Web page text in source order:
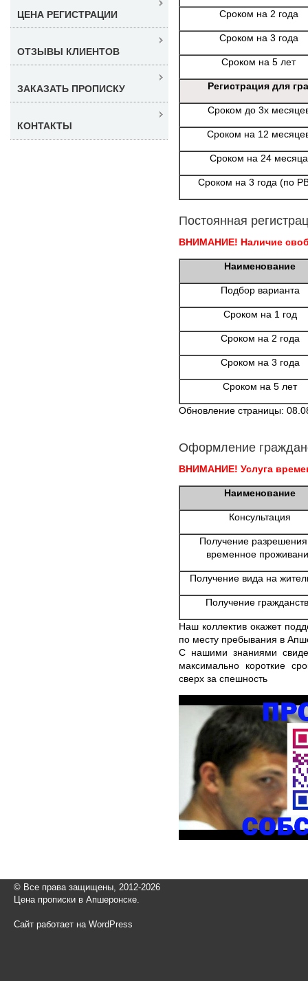
Сроком на 2 года
Сроком на 3 года
Сроком на 5 лет
Регистрация для
Сроком до 3х
Сроком на 12
Сроком на 24 месяца
Сроком на 3 года (по
Постоянная
ВНИМАНИЕ! Наличие
Наименование
Подбор варианта
Сроком на 1 год
Сроком на 2 года
Сроком на 3 года
Сроком на 5 лет
Обновление страницы:
Оформление
ВНИМАНИЕ! Услуга
Наименование
Консультация
Получение
временное
Получение вида на
Получение
Наш коллектив окажет
по месту пребывания в
С нашими знаниями
максимально короткие
сверх за спешность
ЦЕНА РЕГИСТРАЦИИ
ОТЗЫВЫ КЛИЕНТОВ
ЗАКАЗАТЬ ПРОПИСКУ
КОНТАКТЫ
© Все права защищены, 2012-2026
Цена прописки в Апшеронске.
Сайт работает на WordPress